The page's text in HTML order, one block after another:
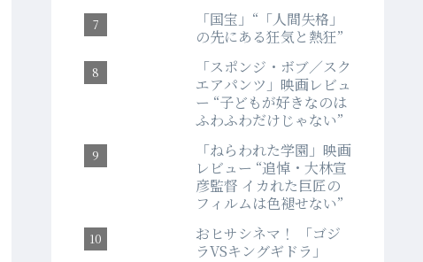
「国宝」“「人間失格」
の先にある狂気と熱狂”
「スポンジ・ボブ／スク
エアパンツ」映画レビュ
ー “子どもが好きなのは
ふわふわだけじゃない”
「ねらわれた学園」映画
レビュー “追悼・大林宣
彦監督 イカれた巨匠の
フィルムは色褪せない”
おヒサシネマ！ 「ゴジ
ラVSキングギドラ」